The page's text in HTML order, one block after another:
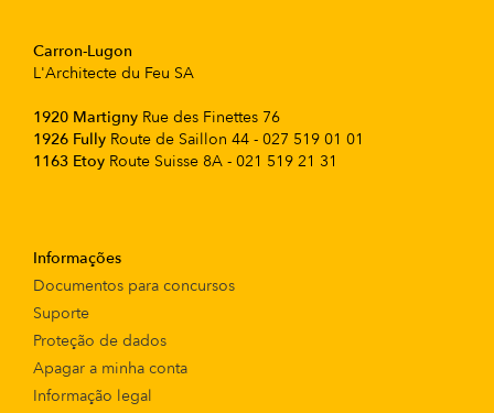
Carron-Lugon
L'Architecte du Feu SA
1920 Martigny Rue des Finettes 76
1926 Fully Route de Saillon 44 - 027 519 01 01
1163 Etoy Route Suisse 8A - 021 519 21 31
Informações
Documentos para concursos
Suporte
Proteção de dados
Apagar a minha conta
Informação legal